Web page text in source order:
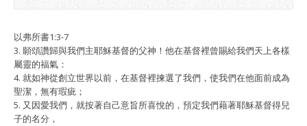
以弗所書1:3-7
3. 願頌讚歸與我們主耶穌基督的⽗神！他在基督裡曾賜給我們天上各樣
屬靈的福氣：
4. 就如神從創立世界以前，在基督裡揀選了我們，使我們在他⾯前成為
聖潔，無有瑕疵；
5. ⼜因愛我們，就按著⾃⼰意旨所喜悅的，預定我們藉著耶穌基督得兒
⼦的名分，